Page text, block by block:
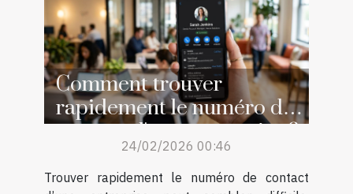
Comment trouver
rapidement le numéro de
contact d'une entreprise ?
24/02/2026 00:46
Trouver rapidement le numéro de contact